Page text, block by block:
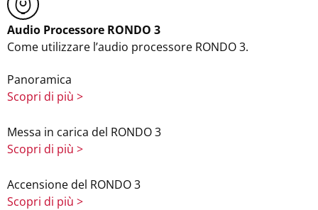
Audio Processore RONDO 3
Come utilizzare l’audio processore RONDO 3.
Panoramica
Scopri di più >
Messa in carica del RONDO 3
Scopri di più >
Accensione del RONDO 3
Scopri di più >